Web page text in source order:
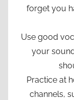
forget you
Use good
your
Practice at
channels,